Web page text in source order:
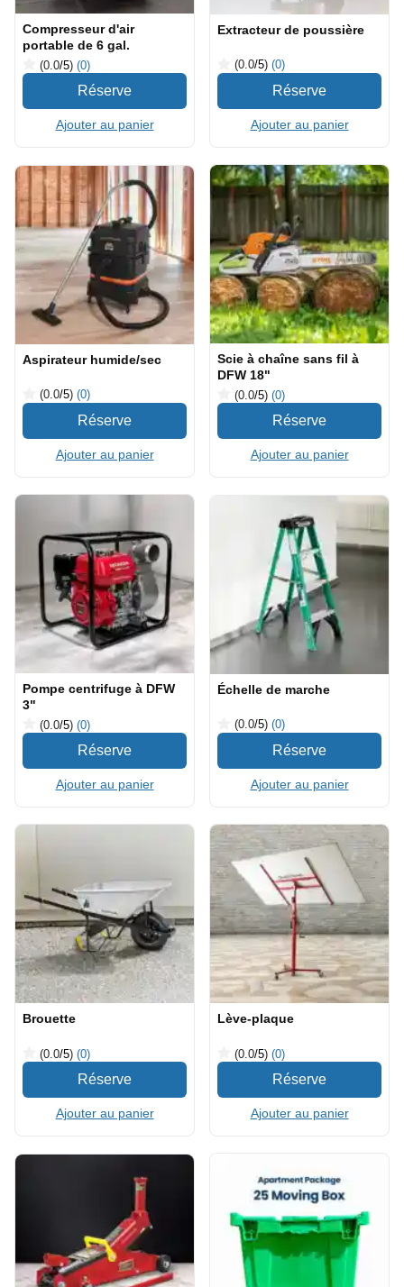
Compresseur d'air
portable de 6 gal.
(0.0/5) (0)
Ajouter au panier
Extracteur de poussière
(0.0/5) (0)
Ajouter au panier
Aspirateur humide/sec
(0.0/5) (0)
Ajouter au panier
Scie à chaîne sans fil à
DFW 18"
(0.0/5) (0)
Ajouter au panier
Pompe centrifuge à DFW
3"
(0.0/5) (0)
Ajouter au panier
Échelle de marche
(0.0/5) (0)
Ajouter au panier
Brouette
(0.0/5) (0)
Ajouter au panier
Lève-plaque
(0.0/5) (0)
Ajouter au panier